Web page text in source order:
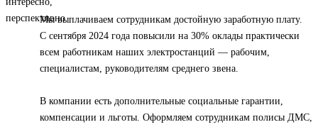
Мы выплачиваем сотрудникам достойную заработную плату.
С сентября 2024 года повысили на 30% оклады практически
всем работникам наших электростанций — рабочим,
специалистам, руководителям среднего звена.
В компании есть дополнительные социальные гарантии,
компенсации и льготы. Оформляем сотрудникам полисы ДМС,